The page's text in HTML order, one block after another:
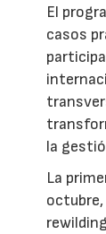
El
casos
la
La